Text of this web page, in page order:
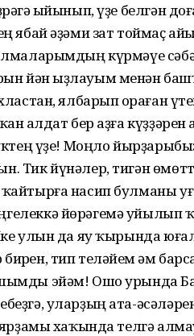
һыйынып, үҙе белгән
ябай әҙәми зат тоймаҫ
күрмәүе
йән һыҙла­уым менән
ялбарып һораған
һалдат бер аҙға
үҙе! Моңло
Тик йүнәлер, тигән
насип булманы
йөрәгемә уйылып
улын да яу ҡырында
тип теләйем һәм
эйәм! Ошо урында
уларҙың ата-
ярҙамы хаҡында телгә